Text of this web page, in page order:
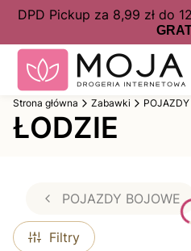
DPD Pickup za 8,99 zł do
Strona główna Zabawki
ŁODZIE
POJAZDY BOJOWE
Filtry